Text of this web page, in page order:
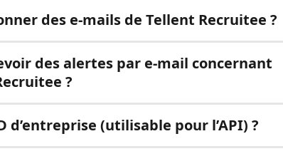
des e-mails de Tellent Recruitee ?
des alertes par e-mail concernant
?
d’entreprise (utilisable pour l’API) ?